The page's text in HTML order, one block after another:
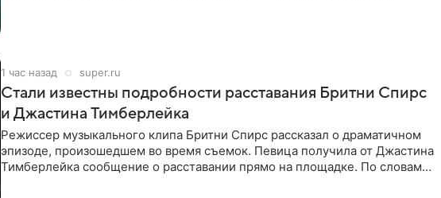
1 час назад super.ru
Стали известны подробности расставания Бритни Спирс
и Джастина Тимберлейка
Режиссер музыкального клипа Бритни Спирс рассказал о драматичном
эпизоде, произошедшем во время съемок. Певица получила от Джастина
Тимберлейка сообщение о расставании прямо на площадке. По словам